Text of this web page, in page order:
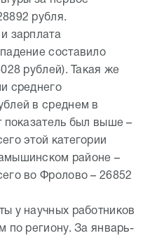
рубля.
зарплата
составило
рублей). Такая же
среднего
в среднем в
показатель был выше –
этой категории
районе –
во Фролово – 26852
у научных работников
по региону. За январь-